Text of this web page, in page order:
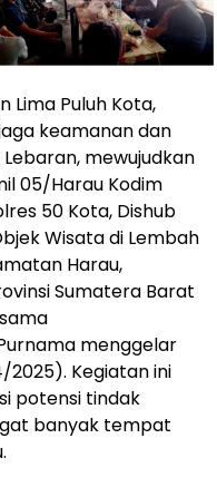
Lima Puluh Kota,
keamanan dan
mewujudkan
05/Harau Kodim
50 Kota, Dishub
Wisata di Lembah
Harau,
Sumatera Barat
menggelar
Kegiatan ini
potensi tindak
banyak tempat